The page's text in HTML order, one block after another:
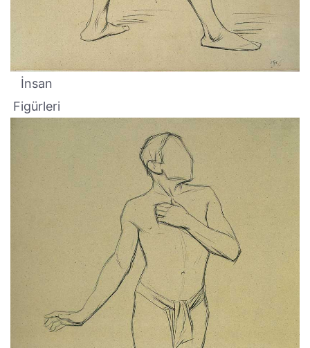
İnsan
Figürleri